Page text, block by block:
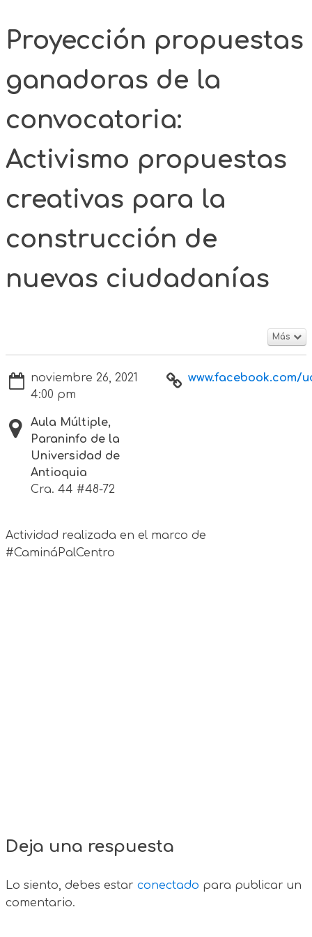
Proyección propuestas
ganadoras de la
convocatoria:
Activismo propuestas
creativas para la
construcción de
nuevas ciudadanías
Más
noviembre 26, 2021
4:00 pm
Aula Múltiple,
Paraninfo de la
Universidad de
Antioquia
Cra. 44 #48-72
www.facebook.com/
Actividad realizada en el marco de
#CamináPalCentro
Deja una respuesta
Lo siento, debes estar conectado para publicar un
comentario.